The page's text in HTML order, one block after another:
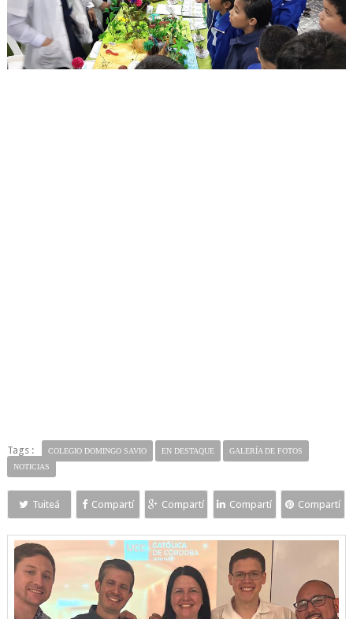
Tags : COLEGIO DOMINGO SAVIO EN DESTAQUE
GALERÍA DE FOTOS
NOTICIAS
Tuiteá Compartí Compartí Compartí Compartí